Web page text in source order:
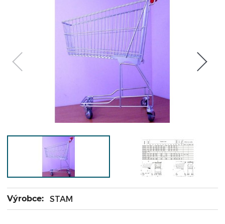
Výrobce: STAM